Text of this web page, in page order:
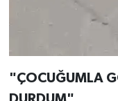
"ÇOCUĞUMLA